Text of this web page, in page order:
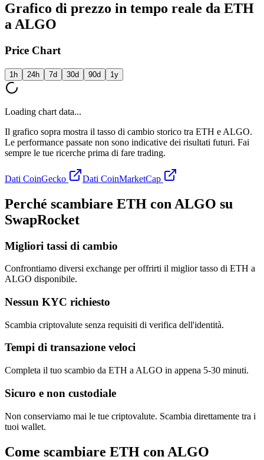
Grafico di prezzo in tempo reale da ETH
a ALGO
Price Chart
1h 24h 7d 30d 90d 1y
Loading chart data...
Il grafico sopra mostra il tasso di cambio storico tra ETH e ALGO.
Le performance passate non sono indicative dei risultati futuri. Fai
sempre le tue ricerche prima di fare trading.
Dati CoinGecko Dati CoinMarketCap
Perché scambiare ETH con ALGO su
SwapRocket
Migliori tassi di cambio
Confrontiamo diversi exchange per offrirti il miglior tasso di ETH a
ALGO disponibile.
Nessun KYC richiesto
Scambia criptovalute senza requisiti di verifica dell'identità.
Tempi di transazione veloci
Completa il tuo scambio da ETH a ALGO in appena 5-30 minuti.
Sicuro e non custodiale
Non conserviamo mai le tue criptovalute. Scambia direttamente tra i
tuoi wallet.
Come scambiare ETH con ALGO